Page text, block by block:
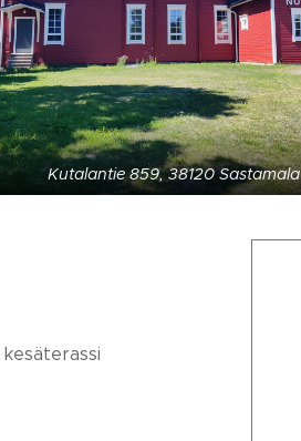
Kutalantie 859, 38120 Sastamala